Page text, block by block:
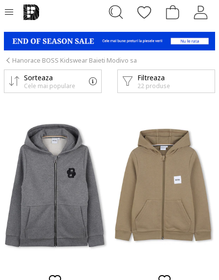
Hanorace BOSS Kidswear Baieti Modivo sa
Filtreaza
22 produse
Sorteaza
Cele mai populare